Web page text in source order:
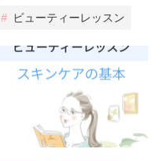
# ビューティーレッスン